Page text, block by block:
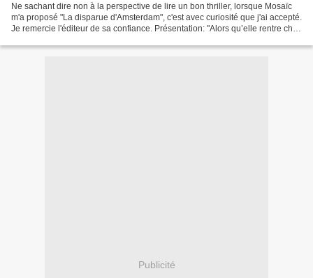
Ne sachant dire non à la perspective de lire un bon thriller, lorsque Mosaïc
m'a proposé "La disparue d'Amsterdam", c'est avec curiosité que j'ai accepté.
Je remercie l'éditeur de sa confiance. Présentation: "Alors qu’elle rentre chez
Publicité